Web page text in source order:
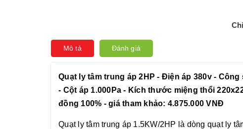
Mô tả Đánh giá
Quạt ly tâm trung áp 2HP - Điện áp 380v -
- Cột áp 1.000Pa - Kích thước miệng thổi
đồng 100% - giá tham khảo: 4.875.000 VNĐ
Quạt ly tâm trung áp 1.5KW/2HP là dòng quạt ly